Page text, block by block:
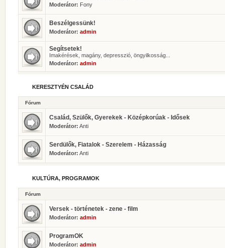
Moderátor: Fony
Beszélgessünk!
Moderátor: admin
Segítsetek!
Imakérések, magány, depresszió, öngyilkosság...
Moderátor: admin
KERESZTYÉN CSALÁD
Fórum
Család, Szülők, Gyerekek - Középkorúak - Idősek
Moderátor: Anti
Serdülők, Fiatalok - Szerelem - Házasság
Moderátor: Anti
KULTÚRA, PROGRAMOK
Fórum
Versek - történetek - zene - film
Moderátor: admin
ProgramOK
Moderátor: admin